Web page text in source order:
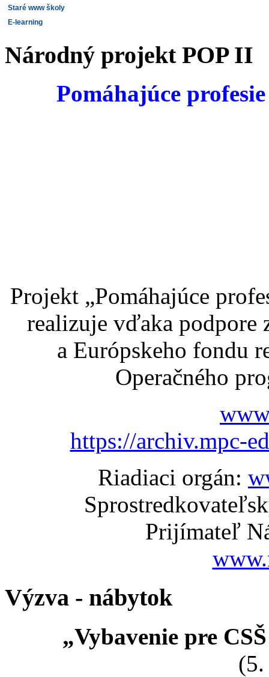
Staré www školy
E-learning
Národný projekt POP II
Pomáhajúce
Projekt „Pomáhajúce
realizuje vďaka podpore
a Európskeho fondu
Operačného
https://archiv.mpc-
Riadiaci orgán:
Prijímateľ
Výzva - nábytok
„Vybavenie pre